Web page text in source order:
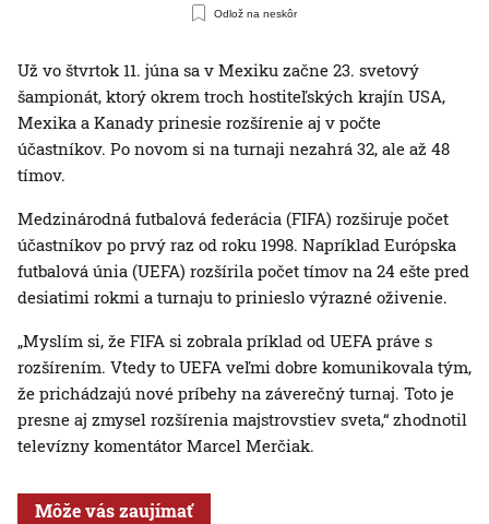
Odlož na neskôr
Už vo štvrtok 11. júna sa v Mexiku začne 23. svetový
šampionát, ktorý okrem troch hostiteľských krajín USA,
Mexika a Kanady prinesie rozšírenie aj v počte
účastníkov. Po novom si na turnaji nezahrá 32, ale až 48
tímov.
Medzinárodná futbalová federácia (FIFA) rozširuje počet
účastníkov po prvý raz od roku 1998. Napríklad Európska
futbalová únia (UEFA) rozšírila počet tímov na 24 ešte pred
desiatimi rokmi a turnaju to prinieslo výrazné oživenie.
„Myslím si, že FIFA si zobrala príklad od UEFA práve s
rozšírením. Vtedy to UEFA veľmi dobre komunikovala tým,
že prichádzajú nové príbehy na záverečný turnaj. Toto je
presne aj zmysel rozšírenia majstrovstiev sveta,“ zhodnotil
televízny komentátor Marcel Merčiak.
Môže vás zaujímať